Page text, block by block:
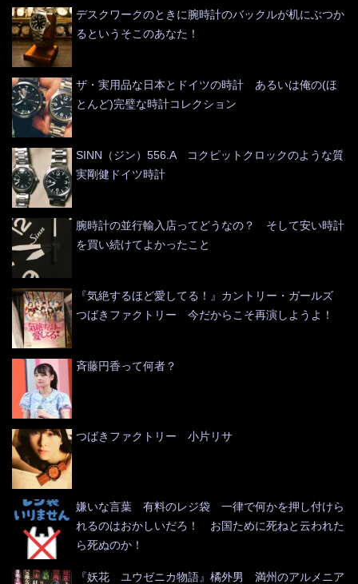
デスクワークのときに腕時計のバックルが机にぶつか
るというそこのあなた！
ザ・実用品な日本とドイツの時計 あるいは俺の(ほ
とんど)完璧な時計コレクション
SINN（ジン）556.A コクピットクロックのような質
実剛健ドイツ時計
腕時計の並行輸入店ってどうなの？ そして安い時計
を買い続けてよかったこと
『気絶するほど愛してる！』カントリー・ガールズ
つばきファクトリー 今だからこそ再演しようよ！
斉藤円香って何者？
つばきファクトリー 小片リサ
嫌いな言葉 有料のレジ袋 一律で何かを押し付けら
れるのはおかしいだろ！ お国ために死ねと云われた
ら死ぬのか！
『妖花 ユウゼニカ物語』橘外男 満州のアルメニア